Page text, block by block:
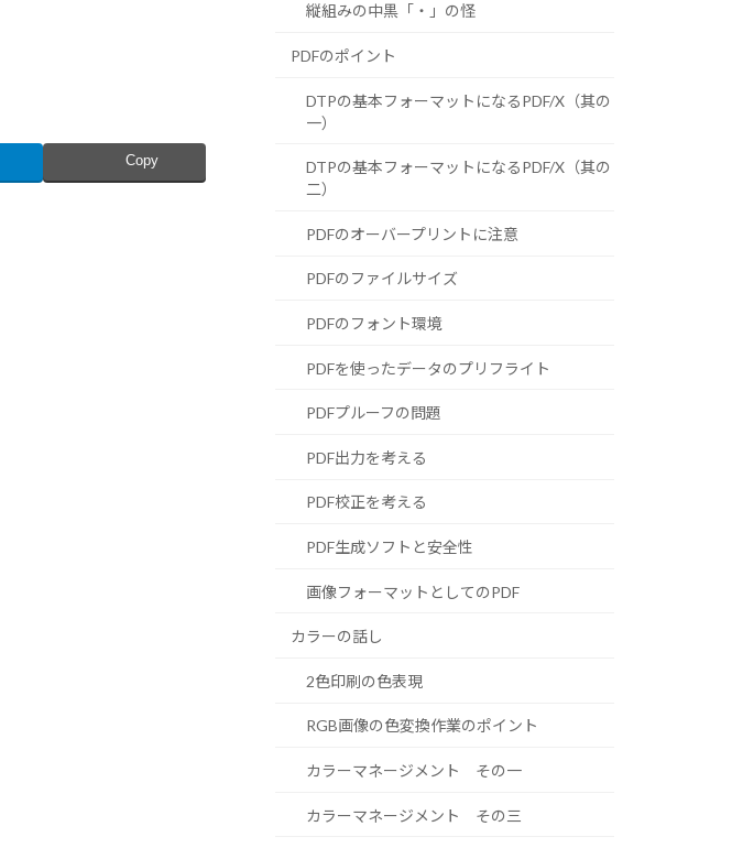
Copy
縦組みの中黒「・」の怪
PDFのポイント
DTPの基本フォーマットになるPDF/X（其の
一）
DTPの基本フォーマットになるPDF/X（其の
二）
PDFのオーバープリントに注意
PDFのファイルサイズ
PDFのフォント環境
PDFを使ったデータのプリフライト
PDFプルーフの問題
PDF出力を考える
PDF校正を考える
PDF生成ソフトと安全性
画像フォーマットとしてのPDF
カラーの話し
2色印刷の色表現
RGB画像の色変換作業のポイント
カラーマネージメント その一
カラーマネージメント その三